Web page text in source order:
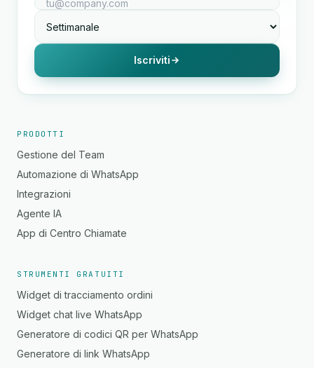
Iscriviti
PRODOTTI
Gestione del Team
Automazione di WhatsApp
Integrazioni
Agente IA
App di Centro Chiamate
STRUMENTI GRATUITI
Widget di tracciamento ordini
Widget chat live WhatsApp
Generatore di codici QR per WhatsApp
Generatore di link WhatsApp